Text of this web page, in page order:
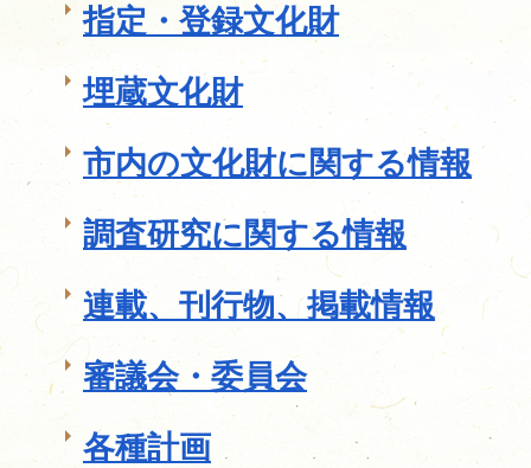
指定・登録文化財
埋蔵文化財
市内の文化財に関する情報
調査研究に関する情報
連載、刊行物、掲載情報
審議会・委員会
各種計画